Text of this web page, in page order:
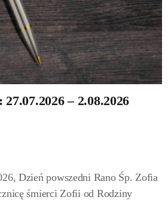
– 2.08.2026
Dzień powszedni Rano Śp. Zofia
śmierci Zofii od Rodziny